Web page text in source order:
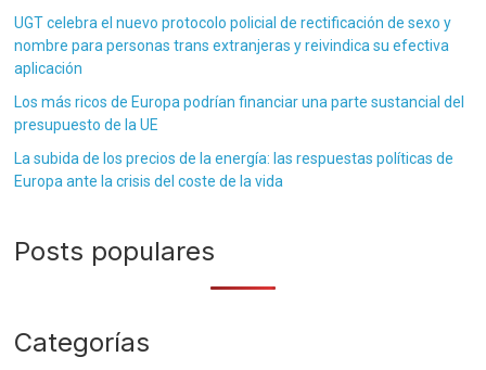
UGT celebra el nuevo protocolo policial de rectificación de sexo y
nombre para personas trans extranjeras y reivindica su efectiva
aplicación
Los más ricos de Europa podrían financiar una parte sustancial del
presupuesto de la UE
La subida de los precios de la energía: las respuestas políticas de
Europa ante la crisis del coste de la vida
Posts populares
Categorías